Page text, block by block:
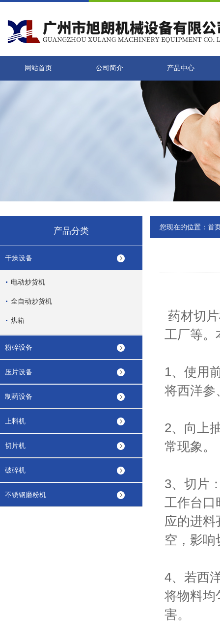
网站首页 公司简介 产品中心
产品分类
干燥设备
电动炒货机
全自动炒货机
烘箱
粉碎设备
压片设备
制药设备
上料机
切片机
破碎机
不锈钢磨粉机
您现在的位置： 首
药材切
工厂等。
1、使用
将西洋参
2、向上
常现象。
3、切片
工作台口
应的进料
空，影响
4、若西
将物料均
害。